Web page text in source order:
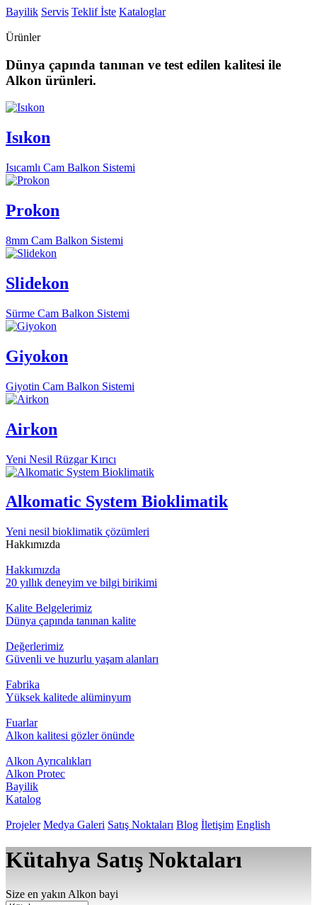
Bayilik Servis Teklif İste Kataloglar
Ürünler
Dünya çapında tanınan ve test edilen kalitesi ile
Alkon ürünleri.
Isıkon
Isıcamlı Cam Balkon Sistemi
Prokon
8mm Cam Balkon Sistemi
Slidekon
Sürme Cam Balkon Sistemi
Giyokon
Giyotin Cam Balkon Sistemi
Airkon
Yeni Nesil Rüzgar Kırıcı
Alkomatic System Bioklimatik
Yeni nesil bioklimatik çözümleri
Hakkımızda
Hakkımızda
20 yıllık deneyim ve bilgi birikimi
Kalite Belgelerimiz
Dünya çapında tanınan kalite
Değerlerimiz
Güvenli ve huzurlu yaşam alanları
Fabrika
Yüksek kalitede alüminyum
Fuarlar
Alkon kalitesi gözler önünde
Alkon Ayrıcalıkları
Alkon Protec
Bayilik
Katalog
Projeler Medya Galeri Satış Noktaları Blog İletişim English
Kütahya Satış Noktaları
Size en yakın Alkon bayi